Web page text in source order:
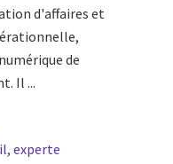
d'affaires et
de
Il ...
experte